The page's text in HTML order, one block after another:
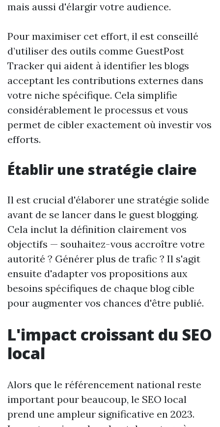
mais aussi d'élargir votre audience.
Pour maximiser cet effort, il est conseillé
d’utiliser des outils comme GuestPost
Tracker qui aident à identifier les blogs
acceptant les contributions externes dans
votre niche spécifique. Cela simplifie
considérablement le processus et vous
permet de cibler exactement où investir vos
efforts.
Établir une stratégie claire
Il est crucial d'élaborer une stratégie solide
avant de se lancer dans le guest blogging.
Cela inclut la définition clairement vos
objectifs — souhaitez-vous accroître votre
autorité ? Générer plus de trafic ? Il s'agit
ensuite d'adapter vos propositions aux
besoins spécifiques de chaque blog cible
pour augmenter vos chances d'être publié.
L'impact croissant du SEO
local
Alors que le référencement national reste
important pour beaucoup, le SEO local
prend une ampleur significative en 2023.